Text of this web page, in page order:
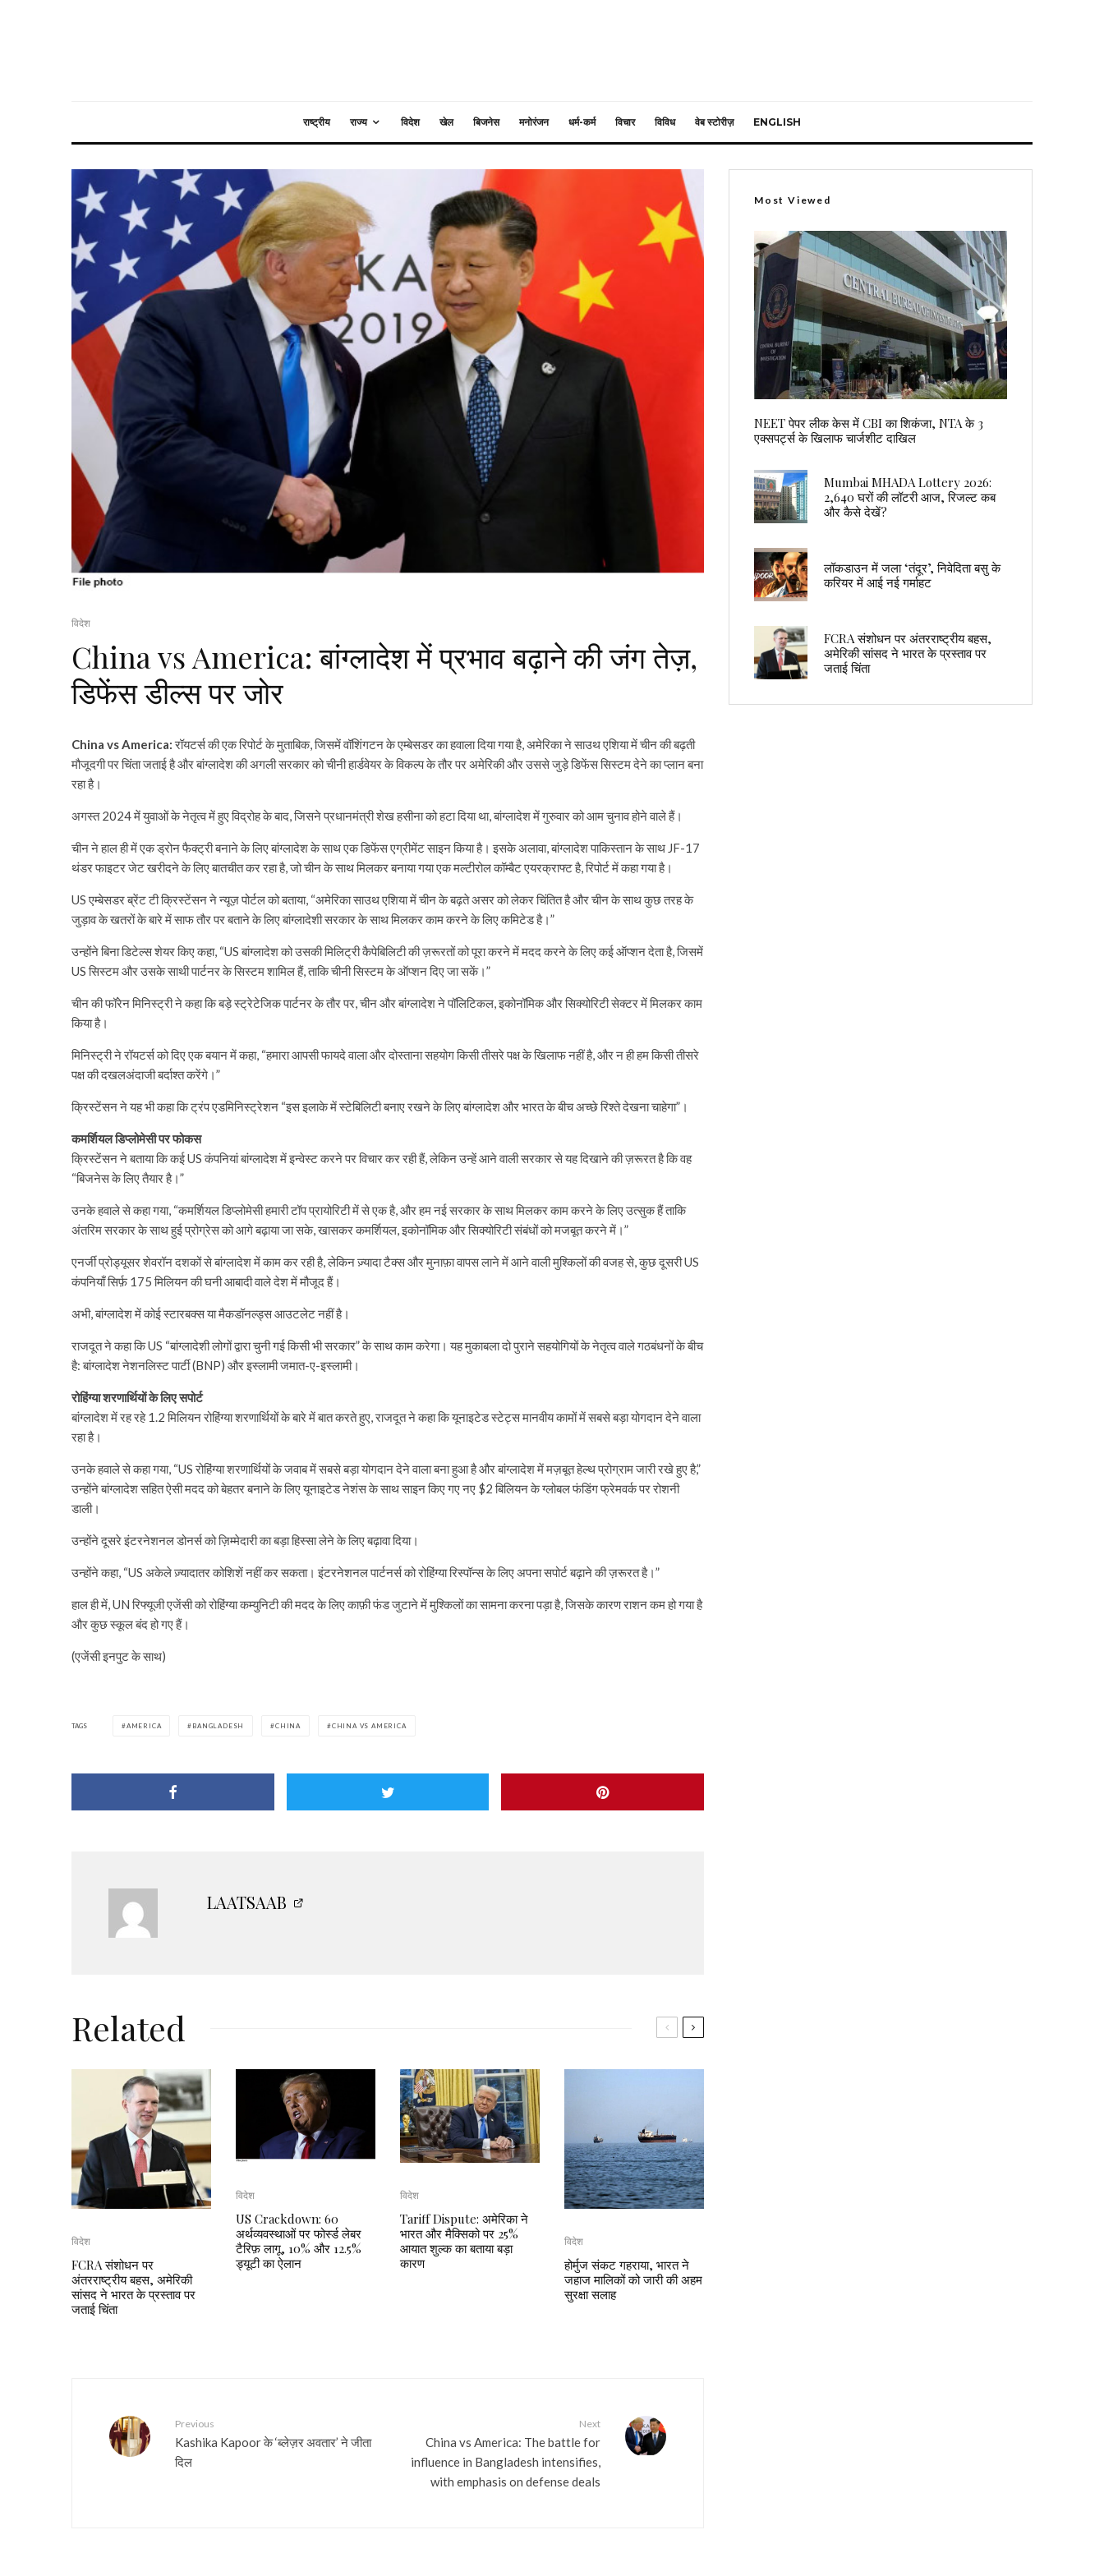
राष्ट्रीय राज्य विदेश खेल बिजनेस मनोरंजन धर्म-कर्म विचार विविध वेब स्टोरीज़ ENGLISH
विदेश
China vs America: बांग्लादेश में प्रभाव बढ़ाने की जंग तेज़,
डिफेंस डील्स पर जोर
China vs America:रॉयटर्स की एक रिपोर्ट के मुताबिक, जिसमें वॉशिंगटन के एम्बेसडर का हवाला दिया गया है, अमेरिका ने साउथ एशिया में चीन की बढ़ती
मौजूदगी पर चिंता जताई है और बांग्लादेश की अगली सरकार को चीनी हार्डवेयर के विकल्प के तौर पर अमेरिकी और उससे जुड़े डिफेंस सिस्टम देने का प्लान बना
रहा है।
अगस्त 2024 में युवाओं के नेतृत्व में हुए विद्रोह के बाद, जिसने प्रधानमंत्री शेख हसीना को हटा दिया था, बांग्लादेश में गुरुवार को आम चुनाव होने वाले हैं।
चीन ने हाल ही में एक ड्रोन फैक्ट्री बनाने के लिए बांग्लादेश के साथ एक डिफेंस एग्रीमेंट साइन किया है। इसके अलावा, बांग्लादेश पाकिस्तान के साथ JF-17
थंडर फाइटर जेट खरीदने के लिए बातचीत कर रहा है, जो चीन के साथ मिलकर बनाया गया एक मल्टीरोल कॉम्बैट एयरक्राफ्ट है, रिपोर्ट में कहा गया है।
US एम्बेसडर ब्रेंट टी क्रिस्टेंसन ने न्यूज़ पोर्टल को बताया, “अमेरिका साउथ एशिया में चीन के बढ़ते असर को लेकर चिंतित है और चीन के साथ कुछ तरह के
जुड़ाव के खतरों के बारे में साफ तौर पर बताने के लिए बांग्लादेशी सरकार के साथ मिलकर काम करने के लिए कमिटेड है।”
उन्होंने बिना डिटेल्स शेयर किए कहा, “US बांग्लादेश को उसकी मिलिट्री कैपेबिलिटी की ज़रूरतों को पूरा करने में मदद करने के लिए कई ऑप्शन देता है, जिसमें
US सिस्टम और उसके साथी पार्टनर के सिस्टम शामिल हैं, ताकि चीनी सिस्टम के ऑप्शन दिए जा सकें।”
चीन की फॉरेन मिनिस्ट्री ने कहा कि बड़े स्ट्रेटेजिक पार्टनर के तौर पर, चीन और बांग्लादेश ने पॉलिटिकल, इकोनॉमिक और सिक्योरिटी सेक्टर में मिलकर काम
किया है।
मिनिस्ट्री ने रॉयटर्स को दिए एक बयान में कहा, “हमारा आपसी फायदे वाला और दोस्ताना सहयोग किसी तीसरे पक्ष के खिलाफ नहीं है, और न ही हम किसी तीसरे
पक्ष की दखलअंदाजी बर्दाश्त करेंगे।”
क्रिस्टेंसन ने यह भी कहा कि ट्रंप एडमिनिस्ट्रेशन “इस इलाके में स्टेबिलिटी बनाए रखने के लिए बांग्लादेश और भारत के बीच अच्छे रिश्ते देखना चाहेगा”।
कमर्शियल डिप्लोमेसी पर फोकस
क्रिस्टेंसन ने बताया कि कई US कंपनियां बांग्लादेश में इन्वेस्ट करने पर विचार कर रही हैं, लेकिन उन्हें आने वाली सरकार से यह दिखाने की ज़रूरत है कि वह
“बिजनेस के लिए तैयार है।”
उनके हवाले से कहा गया, “कमर्शियल डिप्लोमेसी हमारी टॉप प्रायोरिटी में से एक है, और हम नई सरकार के साथ मिलकर काम करने के लिए उत्सुक हैं ताकि
अंतरिम सरकार के साथ हुई प्रोग्रेस को आगे बढ़ाया जा सके, खासकर कमर्शियल, इकोनॉमिक और सिक्योरिटी संबंधों को मजबूत करने में।”
एनर्जी प्रोड्यूसर शेवरॉन दशकों से बांग्लादेश में काम कर रही है, लेकिन ज़्यादा टैक्स और मुनाफ़ा वापस लाने में आने वाली मुश्किलों की वजह से, कुछ दूसरी US
कंपनियाँ सिर्फ़ 175 मिलियन की घनी आबादी वाले देश में मौजूद हैं।
अभी, बांग्लादेश में कोई स्टारबक्स या मैकडॉनल्ड्स आउटलेट नहीं है।
राजदूत ने कहा कि US “बांग्लादेशी लोगों द्वारा चुनी गई किसी भी सरकार” के साथ काम करेगा। यह मुकाबला दो पुराने सहयोगियों के नेतृत्व वाले गठबंधनों के बीच
है: बांग्लादेश नेशनलिस्ट पार्टी (BNP) और इस्लामी जमात-ए-इस्लामी।
रोहिंग्या शरणार्थियों के लिए सपोर्ट
बांग्लादेश में रह रहे 1.2 मिलियन रोहिंग्या शरणार्थियों के बारे में बात करते हुए, राजदूत ने कहा कि यूनाइटेड स्टेट्स मानवीय कामों में सबसे बड़ा योगदान देने वाला
रहा है।
उनके हवाले से कहा गया, “US रोहिंग्या शरणार्थियों के जवाब में सबसे बड़ा योगदान देने वाला बना हुआ है और बांग्लादेश में मज़बूत हेल्थ प्रोग्राम जारी रखे हुए है,”
उन्होंने बांग्लादेश सहित ऐसी मदद को बेहतर बनाने के लिए यूनाइटेड नेशंस के साथ साइन किए गए नए $2 बिलियन के ग्लोबल फंडिंग फ्रेमवर्क पर रोशनी
डाली।
उन्होंने दूसरे इंटरनेशनल डोनर्स को ज़िम्मेदारी का बड़ा हिस्सा लेने के लिए बढ़ावा दिया।
उन्होंने कहा, “US अकेले ज़्यादातर कोशिशें नहीं कर सकता। इंटरनेशनल पार्टनर्स को रोहिंग्या रिस्पॉन्स के लिए अपना सपोर्ट बढ़ाने की ज़रूरत है।”
हाल ही में, UN रिफ्यूजी एजेंसी को रोहिंग्या कम्युनिटी की मदद के लिए काफ़ी फंड जुटाने में मुश्किलों का सामना करना पड़ा है, जिसके कारण राशन कम हो गया है
और कुछ स्कूल बंद हो गए हैं।
(एजेंसी इनपुट के साथ)
TAGS AMERICA BANGLADESH CHINA CHINA VS AMERICA
LAATSAAB
Related
विदेश
FCRA संशोधन पर
अंतरराष्ट्रीय बहस, अमेरिकी
सांसद ने भारत के प्रस्ताव पर
जताई चिंता
विदेश
US Crackdown: 60
अर्थव्यवस्थाओं पर फोर्स्ड लेबर
टैरिफ़ लागू, 10% और 12.5%
ड्यूटी का ऐलान
विदेश
Tariff Dispute: अमेरिका ने
भारत और मैक्सिको पर 25%
आयात शुल्क का बताया बड़ा
कारण
विदेश
होर्मुज संकट गहराया, भारत ने
जहाज मालिकों को जारी की अहम
सुरक्षा सलाह
Previous
Kashika Kapoor के ‘ब्लेज़र अवतार’ ने जीता
दिल
Next
China vs America: The battle for
influence in Bangladesh intensifies,
with emphasis on defense deals
Most Viewed
NEET पेपर लीक केस में CBI का शिकंजा, NTA के 3
एक्सपर्ट्स के खिलाफ चार्जशीट दाखिल
Mumbai MHADA Lottery 2026:
2,640 घरों की लॉटरी आज, रिजल्ट कब
और कैसे देखें?
लॉकडाउन में जला ‘तंदूर’, निवेदिता बसु के
करियर में आई नई गर्माहट
FCRA संशोधन पर अंतरराष्ट्रीय बहस,
अमेरिकी सांसद ने भारत के प्रस्ताव पर
जताई चिंता